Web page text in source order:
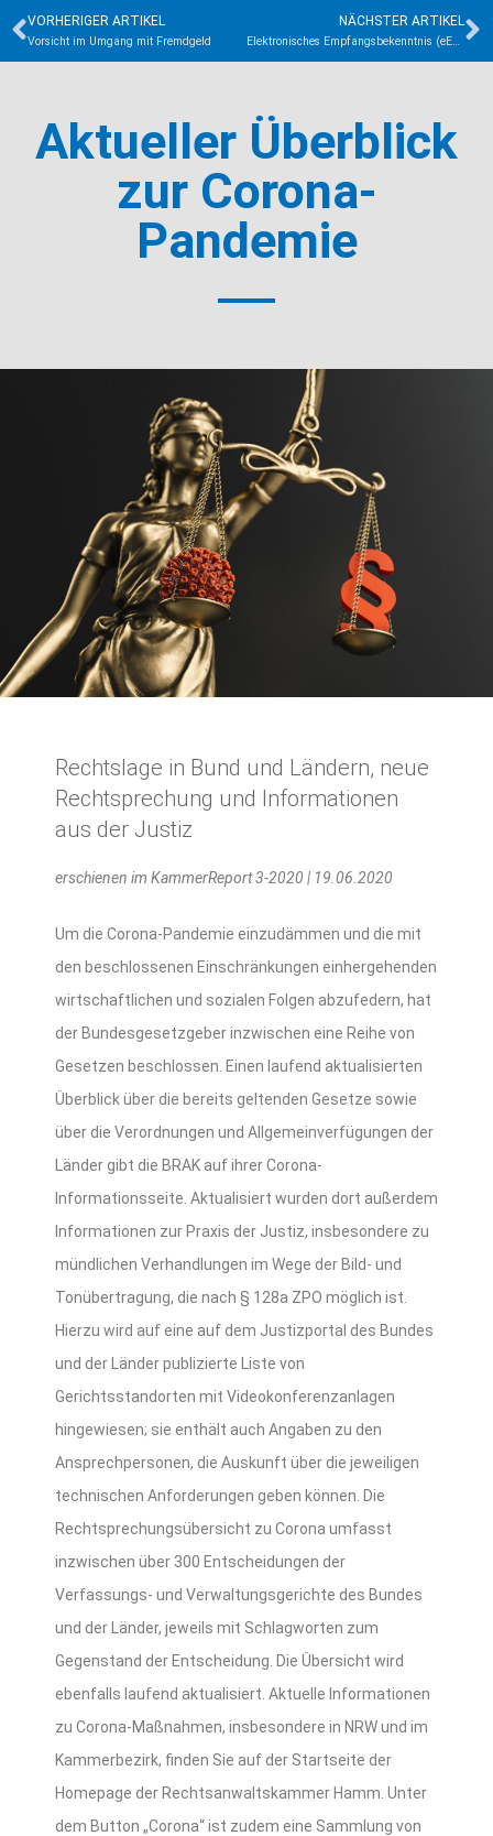
VORHERIGER ARTIKEL
Vorsicht im Umgang mit Fremdgeld
NÄCHSTER ARTIKEL
Elektronisches Empfangsbekenntnis (eEB)? Bitte nur elektronisch zurück!
Aktueller Überblick
zur Corona-
Pandemie
Rechtslage in Bund und Ländern, neue
Rechtsprechung und Informationen
aus der Justiz
erschienen im KammerReport 3-2020 | 19.06.2020
Um die Corona-Pandemie einzudämmen und die mit
den beschlossenen Einschränkungen einhergehenden
wirtschaftlichen und sozialen Folgen abzufedern, hat
der Bundesgesetzgeber inzwischen eine Reihe von
Gesetzen beschlossen. Einen laufend aktualisierten
Überblick über die bereits geltenden Gesetze sowie
über die Verordnungen und Allgemeinverfügungen der
Länder gibt die BRAK auf ihrer Corona-
Informationsseite. Aktualisiert wurden dort außerdem
Informationen zur Praxis der Justiz, insbesondere zu
mündlichen Verhandlungen im Wege der Bild- und
Tonübertragung, die nach § 128a ZPO möglich ist.
Hierzu wird auf eine auf dem Justizportal des Bundes
und der Länder publizierte Liste von
Gerichtsstandorten mit Videokonferenzanlagen
hingewiesen; sie enthält auch Angaben zu den
Ansprechpersonen, die Auskunft über die jeweiligen
technischen Anforderungen geben können. Die
Rechtsprechungsübersicht zu Corona umfasst
inzwischen über 300 Entscheidungen der
Verfassungs- und Verwaltungsgerichte des Bundes
und der Länder, jeweils mit Schlagworten zum
Gegenstand der Entscheidung. Die Übersicht wird
ebenfalls laufend aktualisiert. Aktuelle Informationen
zu Corona-Maßnahmen, insbesondere in NRW und im
Kammerbezirk, finden Sie auf der Startseite der
Homepage der Rechtsanwaltskammer Hamm. Unter
dem Button „Corona“ ist zudem eine Sammlung von